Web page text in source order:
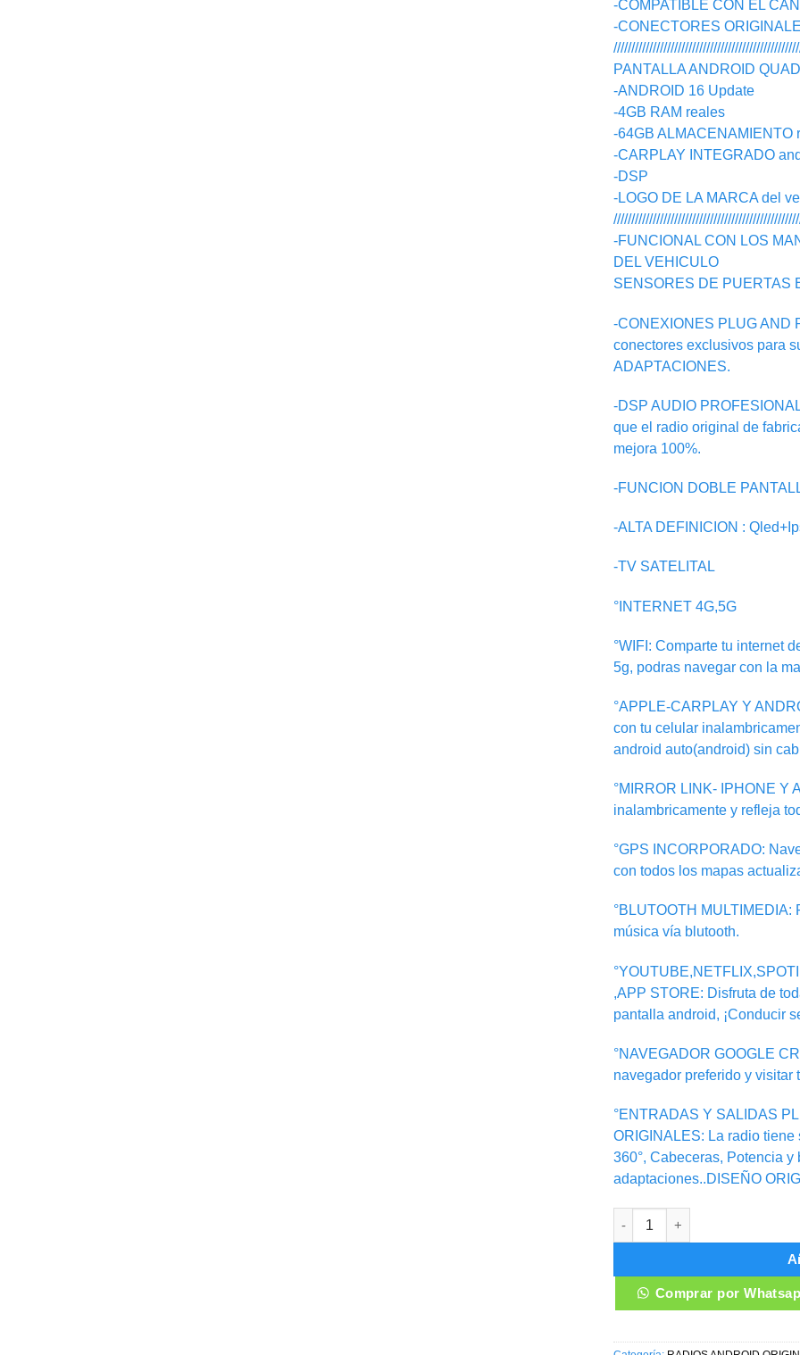
-COMPATIBLE CON EL
-CONECTORES
PANTALLA ANDROID
-ANDROID 16 Update
-4GB RAM reales
-64GB ALMACENAMIENTO
-CARPLAY INTEGRADO
-DSP
-LOGO DE LA MARCA del
-FUNCIONAL CON LOS
DEL VEHICULO
SENSORES DE PUERTAS
-CONEXIONES PLUG AND
conectores exclusivos para
ADAPTACIONES.
-DSP AUDIO
que el radio original de
mejora 100%.
-FUNCION DOBLE
-ALTA DEFINICION :
-TV SATELITAL
°INTERNET 4G,5G
°WIFI: Comparte tu internet
5g, podras navegar con la
°APPLE-CARPLAY Y
con tu celular
android auto(android) sin
°MIRROR LINK- IPHONE Y
inalambricamente y refleja
°GPS INCORPORADO:
con todos los mapas
°BLUTOOTH
música vía blutooth.
,APP STORE: Disfruta de
pantalla android, ¡Conducir
°NAVEGADOR GOOGLE
navegador preferido y visitar
°ENTRADAS Y SALIDAS
ORIGINALES: La radio
360°, Cabeceras, Potencia
adaptaciones..DISEÑO
RADIO ANDROID HYUNDAI
Comprar por